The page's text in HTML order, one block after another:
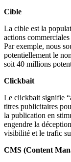
Cible
La cible est la
actions
Par exemple, nous
potentiellement le
soit 40 millions
Clickbait
Le clickbait signifie
titres publicitaires
la publication en
engendre la
visibilité et le trafic
CMS (Content